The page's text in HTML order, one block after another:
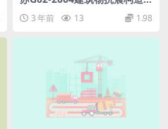
3 年前 13 1.98